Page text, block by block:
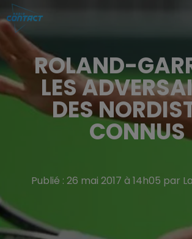
ROLAND-
LES
DES
CONNUS
Publié : 26 mai 2017 à 14h05 par